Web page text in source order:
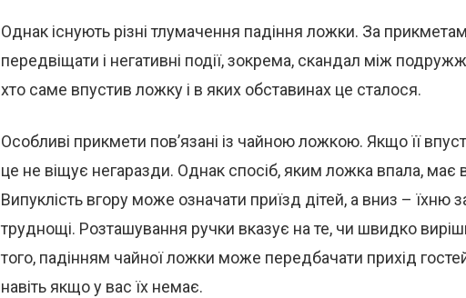
Однак існують різні тлумачення падіння ложки. За
передвіщати і негативні події, зокрема, скандал між
хто саме впустив ложку і в яких обставинах це сталося.
Особливі прикмети пов’язані із чайною ложкою. Якщо її
це не віщує негаразди. Однак спосіб, яким ложка впала, має
Випуклість вгору може означати приїзд дітей, а вниз – їхню
труднощі. Розташування ручки вказує на те, чи швидко
того, падінням чайної ложки може передбачати прихід
навіть якщо у вас їх немає.